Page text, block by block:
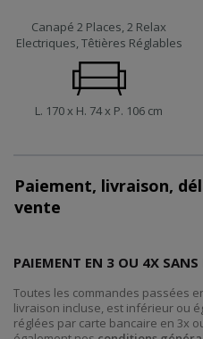
Canapé 2 Places, 2 Relax
Electriques, Têtières Réglables
L. 170 x H. 74 x P. 106 cm
Paiement, livraison,
vente
PAIEMENT EN 3 OU 4X SANS
Toutes les commandes passées
livraison incluse, est inférieur ou
réglées par carte bancaire en 3x